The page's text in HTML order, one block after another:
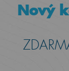
Nový